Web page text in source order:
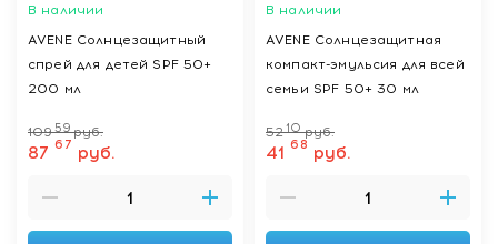
В наличии
AVENE Солнцезащитный
спрей для детей SPF 50+
200 мл
10959 руб.
87 67 руб.
В наличии
AVENE Солнцезащитная
компакт-эмульсия для всей
семьи SPF 50+ 30 мл
5210 руб.
41 68 руб.